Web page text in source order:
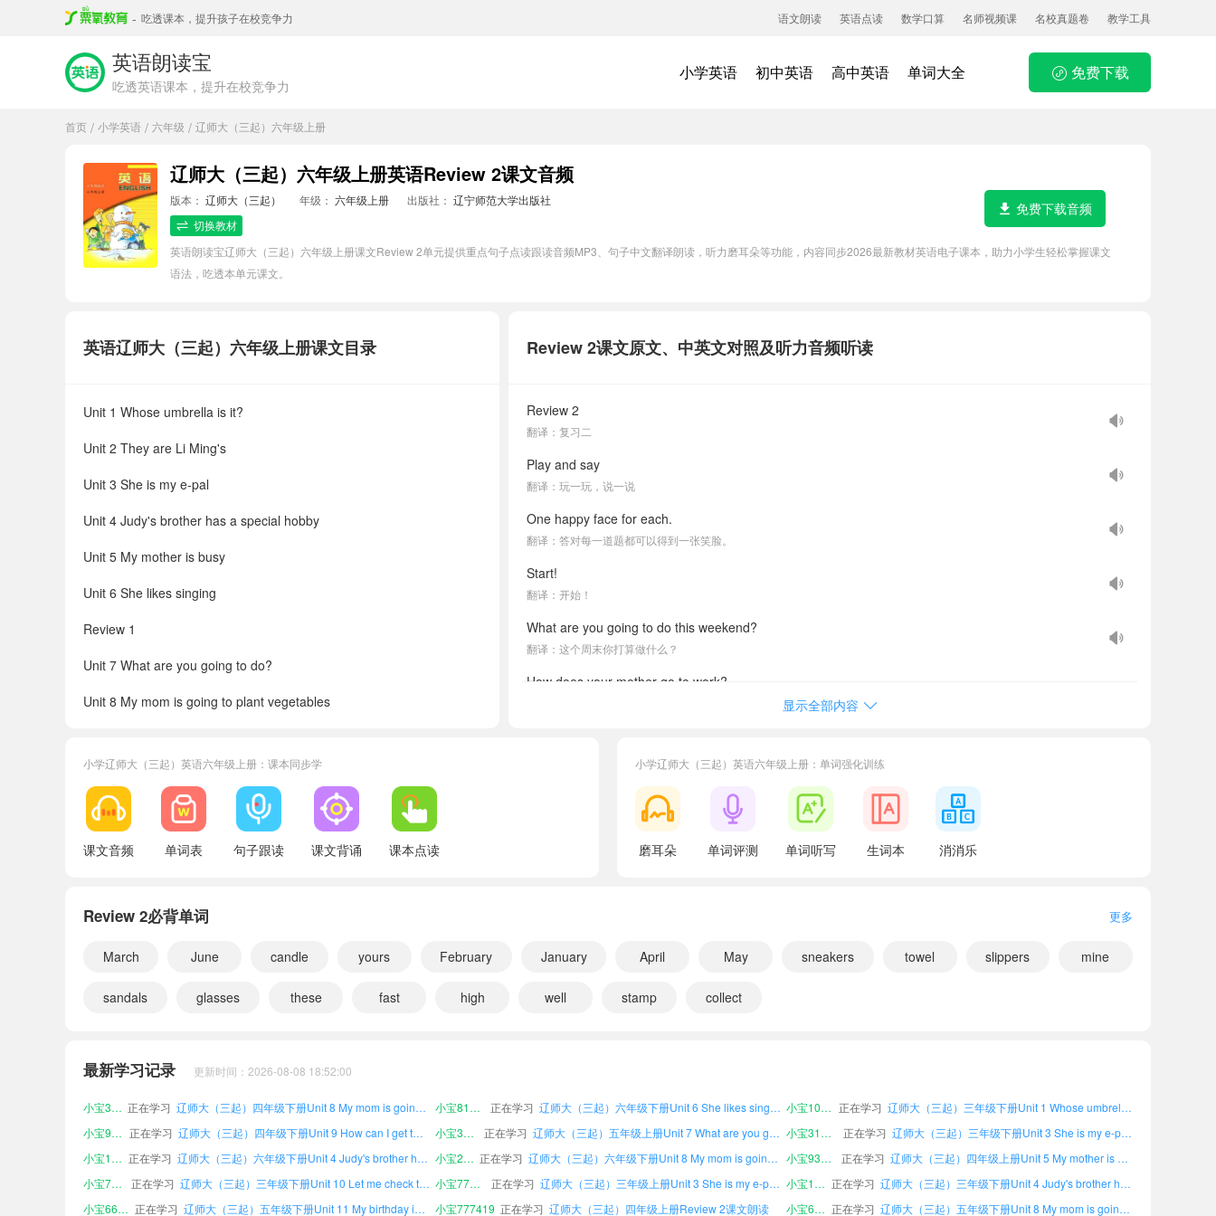
- 吃透课本，提升孩子在校竞争力 语文朗读 英语点读 数学口算 名师视频课 名校真题卷 教学工具
英语朗读宝
吃透英语课本，提升在校竞争力
小学英语 初中英语 高中英语 单词大全 免费下载
首页 / 小学英语 / 六年级 / 辽师大（三起）六年级上册
辽师大（三起）六年级上册英语Review 2课文音频
版本： 辽师大（三起） 年级： 六年级上册 出版社： 辽宁师范大学出版社
切换教材
英语朗读宝辽师大（三起）六年级上册课文Review 2单元提供重点句子点读跟读音频MP3、句子中文翻译朗读，听力磨耳朵等功能，内容同步2026最新教材英语电子课本，助力小学生轻松掌握课文
语法，吃透本单元课文。
免费下载音频
Review 2课文原文、中英文对照及听力音频听读
Review 2
翻译：复习二
Play and say
翻译：玩一玩，说一说
One happy face for each.
翻译：答对每一道题都可以得到一张笑脸。
Start!
翻译：开始！
What are you going to do this weekend?
翻译：这个周末你打算做什么？
How does your mother go to work?
How can I get to your city?
翻译：我怎样才能到达你的城市？
What's your favorite month? Why?
How do you go to school every day?
How can you get to Beijing?
Finish!
翻译：结束！
How many happy faces have you got?
翻译：你有多少张笑脸？
显示全部内容
英语辽师大（三起）六年级上册课文目录
Unit 1 Whose umbrella is it?
Unit 2 They are Li Ming's
Unit 3 She is my e-pal
Unit 4 Judy's brother has a special hobby
Unit 5 My mother is busy
Unit 6 She likes singing
Review 1
Unit 7 What are you going to do?
Unit 8 My mom is going to plant vegetables
Unit 10 Let me check the map online
Unit 11 My birthday is in April
Unit 12 What's your favorite month?
Words and expressions
Word list
小学辽师大（三起）英语六年级上册：课本同步学
课文音频 单词表 句子跟读 课文背诵 课本点读
小学辽师大（三起）英语六年级上册：单词强化训练
磨耳朵 单词评测 单词听写 生词本 消消乐
Review 2必背单词 更多
March June candle yours February January April May sneakers towel slippers mine
sandals glasses these fast high well stamp collect
最新学习记录 更新时间：2026-08-08 18:52:00
小宝709626
正在学习
正在学习 正在学习 正在学习
正在学习 辽师大（三起）四年级下册Unit 9 How can I get to the art museum?课文朗读 正在学习 正在学习
辽师大（三起）三年级下册Unit 3 She is my e-pal课文朗读
正在学习 正在学习 正在学习
正在学习 辽师大（三起）三年级下册Unit 10 Let me check the map online课文朗读 小宝777046 正在学习 正在学习
正在学习 小宝777419 正在学习 辽师大（三起）四年级上册Review 2课文朗读 正在学习